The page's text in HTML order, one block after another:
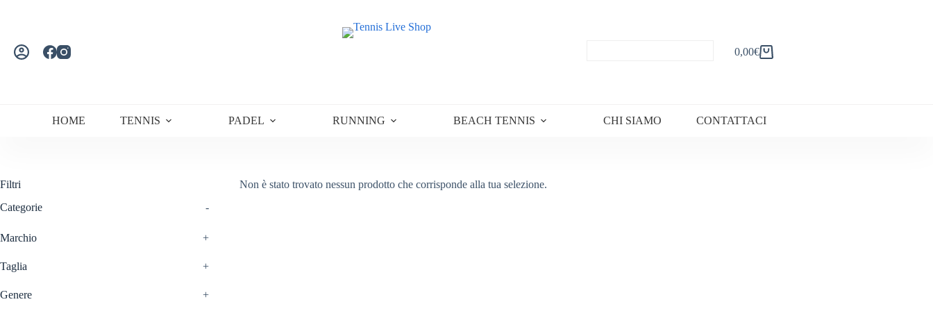
Carrello
0,00€
HOME TENNIS PADEL RUNNING BEACH TENNIS CHI SIAMO CONTATTACI
Non è stato trovato nessun prodotto che corrisponde alla tua selezione.
Filtri
Categorie
-
Marchio +
Taglia +
Genere +